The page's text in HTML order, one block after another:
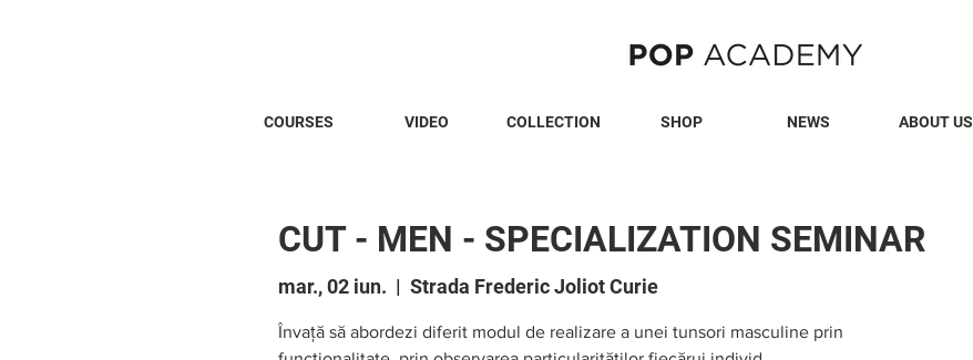
COURSES VIDEO COLLECTION SHOP NEWS ABOUT US
CUT - MEN - SPECIALIZATION SEMINAR
mar., 02 iun.
  |
Strada Frederic Joliot Curie
Învață să abordezi diferit modul de realizare a unei tunsori masculine prin